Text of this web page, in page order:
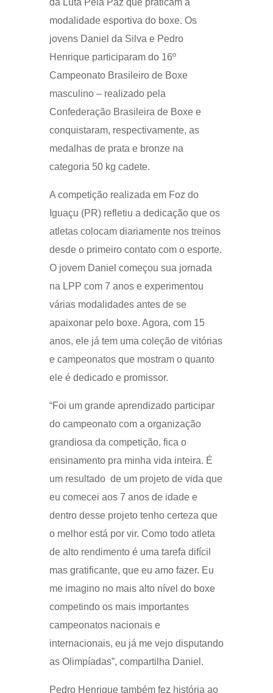
modalidade esportiva do boxe. Os
jovens Daniel da Silva e Pedro
Henrique participaram do 16º
Campeonato Brasileiro de Boxe
masculino – realizado pela
Confederação Brasileira de Boxe e
conquistaram, respectivamente, as
medalhas de prata e bronze na
categoria 50 kg cadete.
A competição realizada em Foz do
Iguaçu (PR) refletiu a dedicação que os
atletas colocam diariamente nos treinos
desde o primeiro contato com o esporte.
O jovem Daniel começou sua jornada
na LPP com 7 anos e experimentou
várias modalidades antes de se
apaixonar pelo boxe. Agora, com 15
anos, ele já tem uma coleção de vitórias
e campeonatos que mostram o quanto
ele é dedicado e promissor.
“Foi um grande aprendizado participar
do campeonato com a organização
grandiosa da competição, fica o
ensinamento pra minha vida inteira. É
um resultado de um projeto de vida que
eu comecei aos 7 anos de idade e
dentro desse projeto tenho certeza que
o melhor está por vir. Como todo atleta
de alto rendimento é uma tarefa difícil
mas gratificante, que eu amo fazer. Eu
me imagino no mais alto nível do boxe
competindo os mais importantes
campeonatos nacionais e
internacionais, eu já me vejo disputando
as Olimpíadas”, compartilha Daniel.
Pedro Henrique também fez história ao